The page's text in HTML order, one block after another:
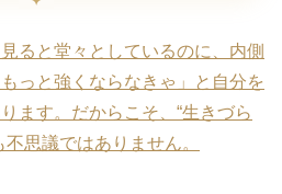
ると堂々としているのに、内側
っと強くならなきゃ」と自分を
ます。だからこそ、“生きづら
思議ではありません。